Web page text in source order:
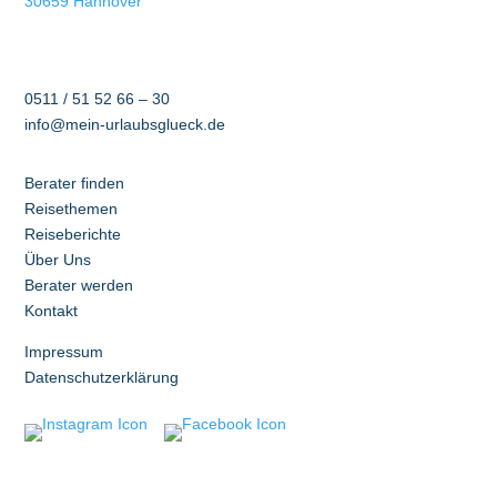
Vergangenheit Frankreichs und seiner Könige.
0511 / 51 52 66 – 30
info@mein-urlaubsglueck.de
Berater finden
Reisethemen
Reiseberichte
Über Uns
Berater werden
Kontakt
Impressum
Datenschutzerklärung